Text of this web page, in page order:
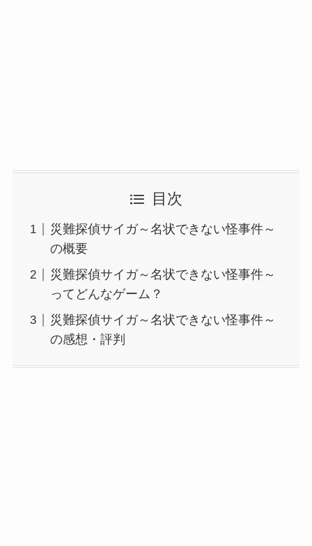
目次
災難探偵サイガ～名状できない怪事件～
の概要
災難探偵サイガ～名状できない怪事件～
ってどんなゲーム？
災難探偵サイガ～名状できない怪事件～
の感想・評判